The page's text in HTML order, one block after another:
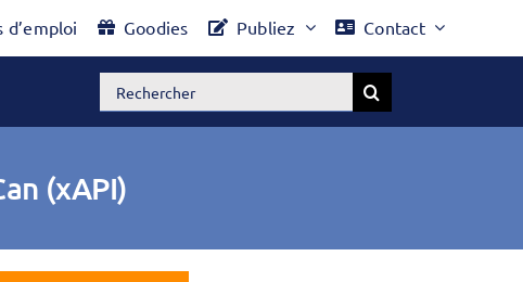
d’emploi Goodies Publiez Contact
Rechercher:
(xAPI)